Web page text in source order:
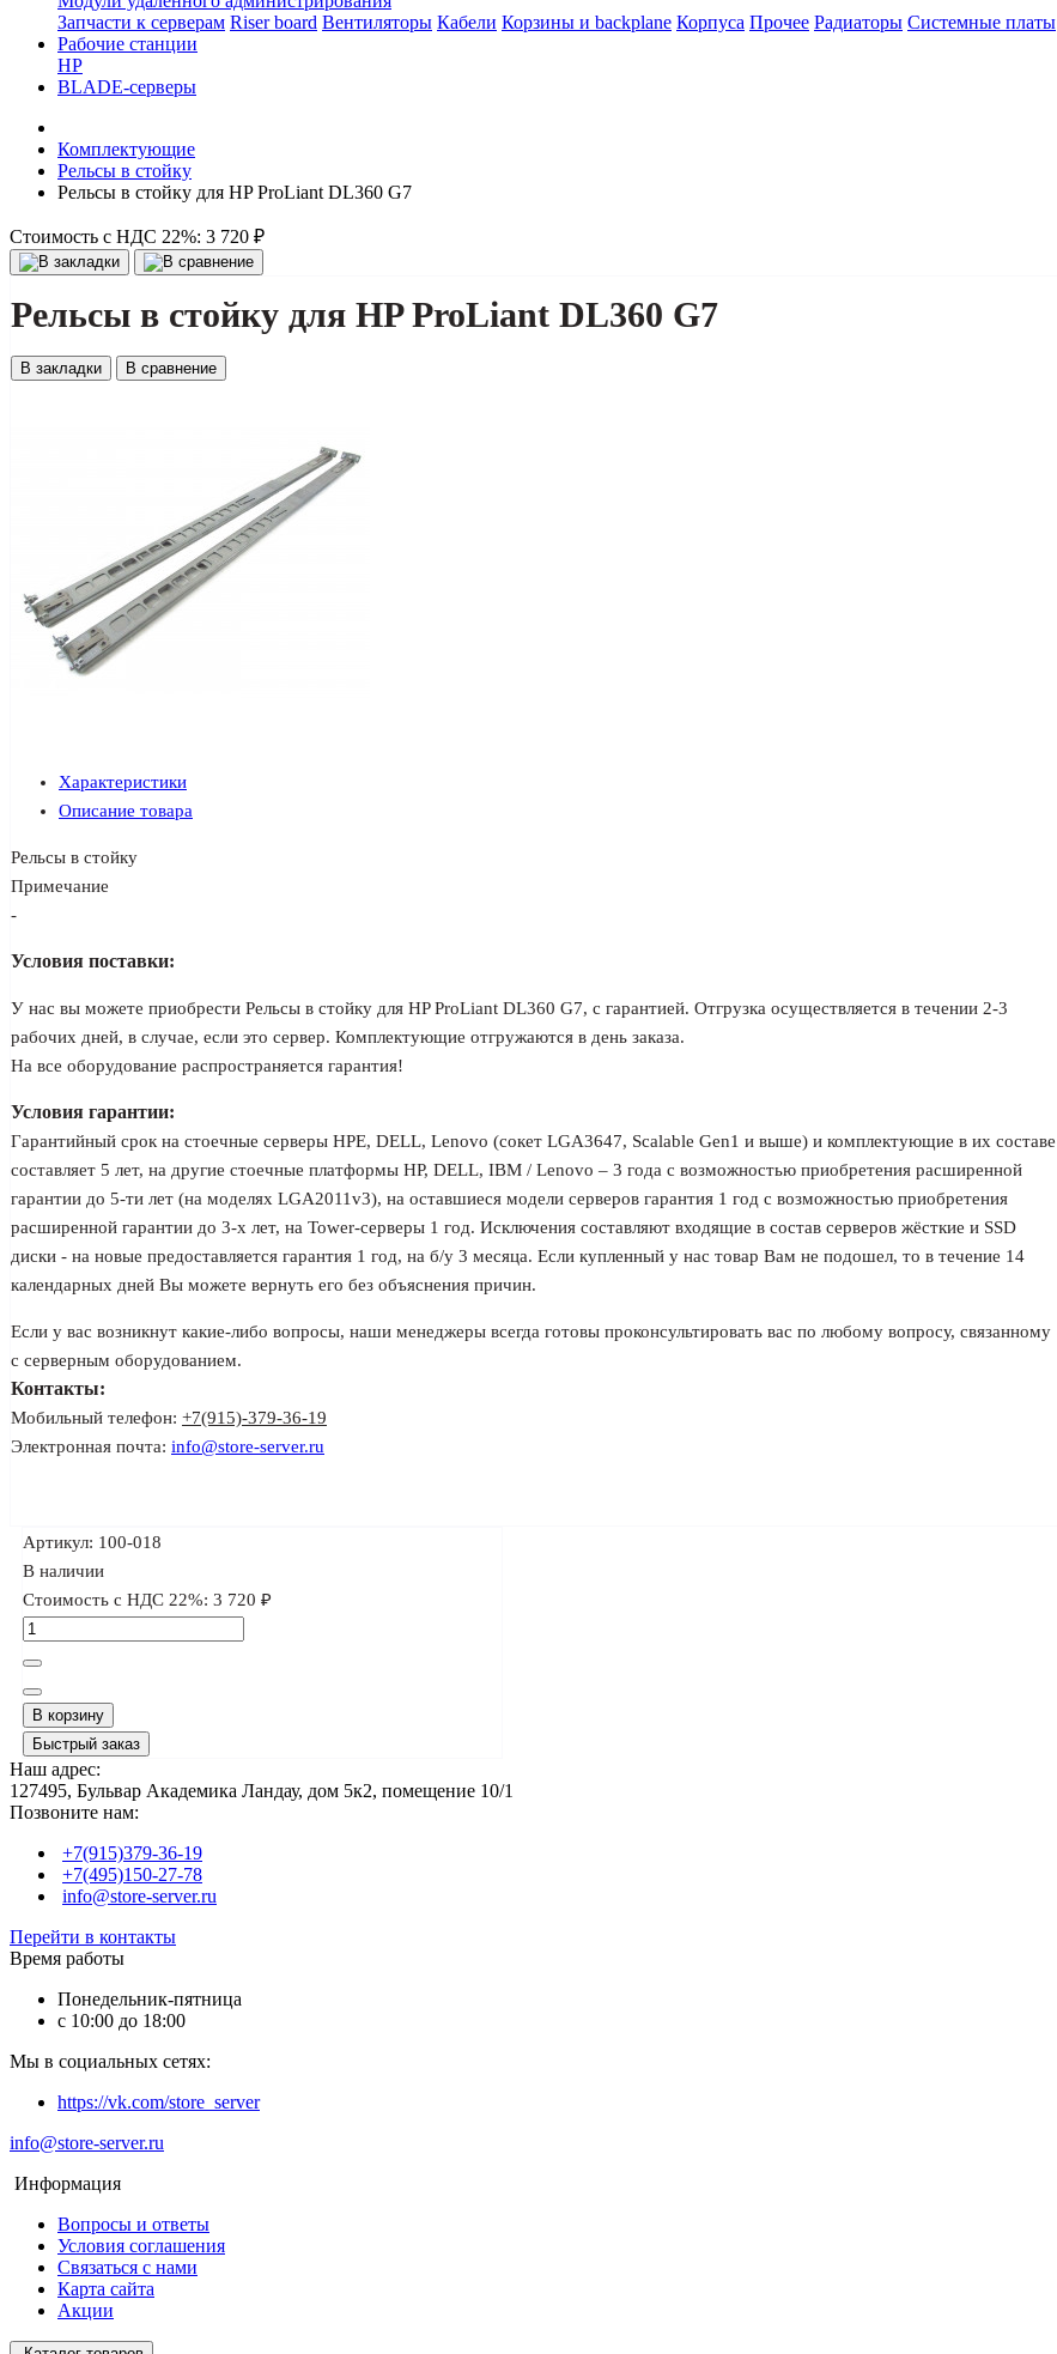
Запчасти к серверам Riser board Вентиляторы Кабели Корзины и backplane Корпуса Прочее Радиаторы Системные платы
Рабочие станции
HP
BLADE-серверы
Комплектующие
Рельсы в стойку
Рельсы в стойку для HP ProLiant DL360 G7
Стоимость с НДС 22%: 3 720 ₽
Рельсы в стойку для HP ProLiant DL360 G7
В закладки В сравнение
Характеристики
Описание товара
Рельсы в стойку
Примечание
-
Условия поставки:
У нас вы можете приобрести Рельсы в стойку для HP ProLiant DL360 G7, с гарантией. Отгрузка осуществляется в течении 2-3
рабочих дней, в случае, если это сервер. Комплектующие отгружаются в день заказа.
На все оборудование распространяется гарантия!
Условия гарантии:
Гарантийный срок на стоечные серверы HPE, DELL, Lenovo (сокет LGA3647, Scalable Gen1 и выше) и комплектующие в их составе
составляет 5 лет, на другие стоечные платформы HP, DELL, IBM / Lenovo – 3 года с возможностью приобретения расширенной
гарантии до 5-ти лет (на моделях LGA2011v3), на оставшиеся модели серверов гарантия 1 год с возможностью приобретения
расширенной гарантии до 3-х лет, на Tower-серверы 1 год. Исключения составляют входящие в состав серверов жёсткие и SSD
диски - на новые предоставляется гарантия 1 год, на б/у 3 месяца. Если купленный у нас товар Вам не подошел, то в течение 14
календарных дней Вы можете вернуть его без объяснения причин.
Если у вас возникнут какие-либо вопросы, наши менеджеры всегда готовы проконсультировать вас по любому вопросу, связанному
с серверным оборудованием.
Контакты:
Мобильный телефон: +7(915)-379-36-19
Электронная почта: info@store-server.ru
Артикул: 100-018
В наличии
Стоимость с НДС 22%: 3 720 ₽
В корзину
Быстрый заказ
Наш адрес:
127495, Бульвар Академика Ландау, дом 5к2, помещение 10/1
Позвоните нам:
+7(915)379-36-19
+7(495)150-27-78
info@store-server.ru
Перейти в контакты
Время работы
Понедельник-пятница
с 10:00 до 18:00
Мы в социальных сетях:
https://vk.com/store_server
info@store-server.ru
Информация
Вопросы и ответы
Условия соглашения
Связаться с нами
Карта сайта
Акции